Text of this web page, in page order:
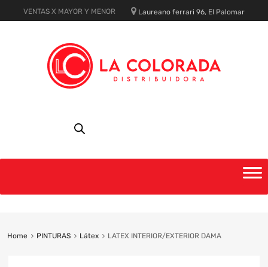
VENTAS X MAYOR Y MENOR Laureano ferrari 96, El Palomar
content
Home PINTURAS Látex LATEX INTERIOR/EXTERIOR DAMA